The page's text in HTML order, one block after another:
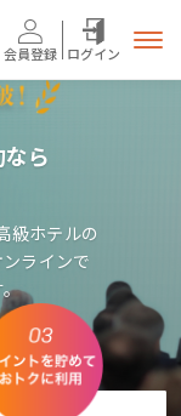
会員登録 ログイン
ら
級ホテルの
ラインで